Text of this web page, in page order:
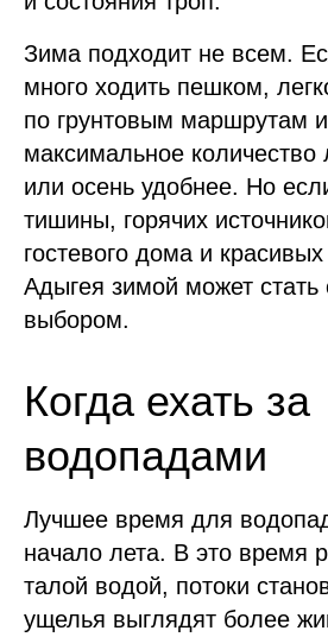
Зима подходит не всем.
много ходить пешком,
по грунтовым маршрутам
максимальное количество
или осень удобнее. Но
тишины, горячих
гостевого дома и
Адыгея зимой может
выбором.
Когда ехать за
водопадами
Лучшее время для
начало лета. В это время
талой водой, потоки
ущелья выглядят более